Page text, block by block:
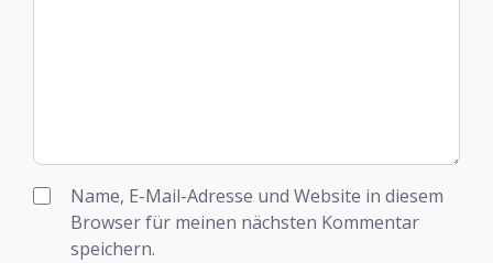
Name, E-Mail-Adresse und Website in diesem
Browser für meinen nächsten Kommentar
speichern.